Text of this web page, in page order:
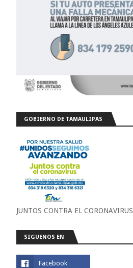
GOBIERNO DE TAMAULIPAS
JUNTOS CONTRA EL CORONAVIRUS
SIGUENOS EN